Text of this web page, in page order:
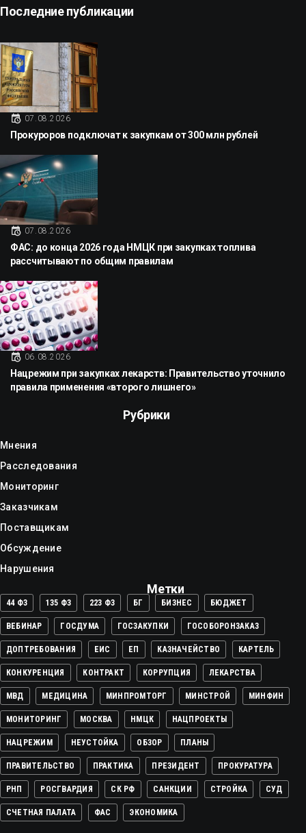
Последние публикации
07.08.2026
Прокуроров подключат к закупкам от 300 млн рублей
07.08.2026
ФАС: до конца 2026 года НМЦК при закупках топлива
рассчитывают по общим правилам
06.08.2026
Нацрежим при закупках лекарств: Правительство уточнило
правила применения «второго лишнего»
Рубрики
Мнения
Расследования
Мониторинг
Заказчикам
Поставщикам
Обсуждение
Нарушения
Метки
44 ФЗ 135 ФЗ 223 ФЗ БГ БИЗНЕС БЮДЖЕТ
ВЕБИНАР ГОСДУМА ГОСЗАКУПКИ ГОСОБОРОНЗАКАЗ
ДОПТРЕБОВАНИЯ ЕИС ЕП КАЗНАЧЕЙСТВО КАРТЕЛЬ
КОНКУРЕНЦИЯ КОНТРАКТ КОРРУПЦИЯ ЛЕКАРСТВА
МВД МЕДИЦИНА МИНПРОМТОРГ МИНСТРОЙ МИНФИН
МОНИТОРИНГ МОСКВА НМЦК НАЦПРОЕКТЫ
НАЦРЕЖИМ НЕУСТОЙКА ОБЗОР ПЛАНЫ
ПРАВИТЕЛЬСТВО ПРАКТИКА ПРЕЗИДЕНТ ПРОКУРАТУРА
РНП РОСГВАРДИЯ СК РФ САНКЦИИ СТРОЙКА СУД
СЧЕТНАЯ ПАЛАТА ФАС ЭКОНОМИКА